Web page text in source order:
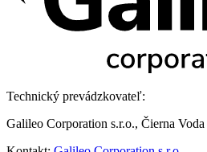
Technický prevádzkovateľ:
Galileo Corporation s.r.o., Čierna